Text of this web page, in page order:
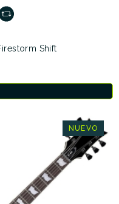
Shift
NUEVO